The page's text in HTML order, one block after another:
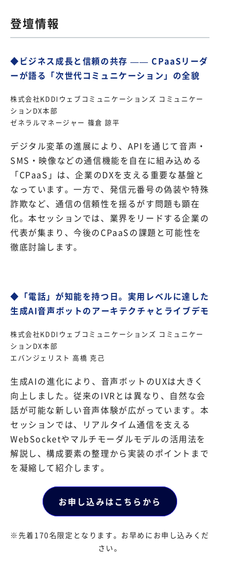
登壇情報
◆ビジネス成長と信頼の共存 —— CPaaSリーダ
ーが語る「次世代コミュニケーション」の全貌
株式会社KDDIウェブコミュニケーションズ コミュニケー
ションDX本部
ゼネラルマネージャー 篠倉 諒平
デジタル変革の進展により、APIを通じて音声・
SMS・映像などの通信機能を自在に組み込める
「CPaaS」は、企業のDXを支える重要な基盤と
なっています。一方で、発信元番号の偽装や特殊
詐欺など、通信の信頼性を揺るがす問題も顕在
化。本セッションでは、業界をリードする企業の
代表が集まり、今後のCPaaSの課題と可能性を
徹底討論します。
◆「電話」が知能を持つ日。実用レベルに達した
生成AI音声ボットのアーキテクチャとライブデモ
株式会社KDDIウェブコミュニケーションズ コミュニケー
ションDX本部
エバンジェリスト 高橋 克己
生成AIの進化により、音声ボットのUXは大きく
向上しました。従来のIVRとは異なり、自然な会
話が可能な新しい音声体験が広がっています。本
セッションでは、リアルタイム通信を支える
WebSocketやマルチモーダルモデルの活用法を
解説し、構成要素の整理から実装のポイントまで
を凝縮して紹介します。
お申し込みはこちらから
※先着170名限定となります。お早めにお申し込みくだ
さい。